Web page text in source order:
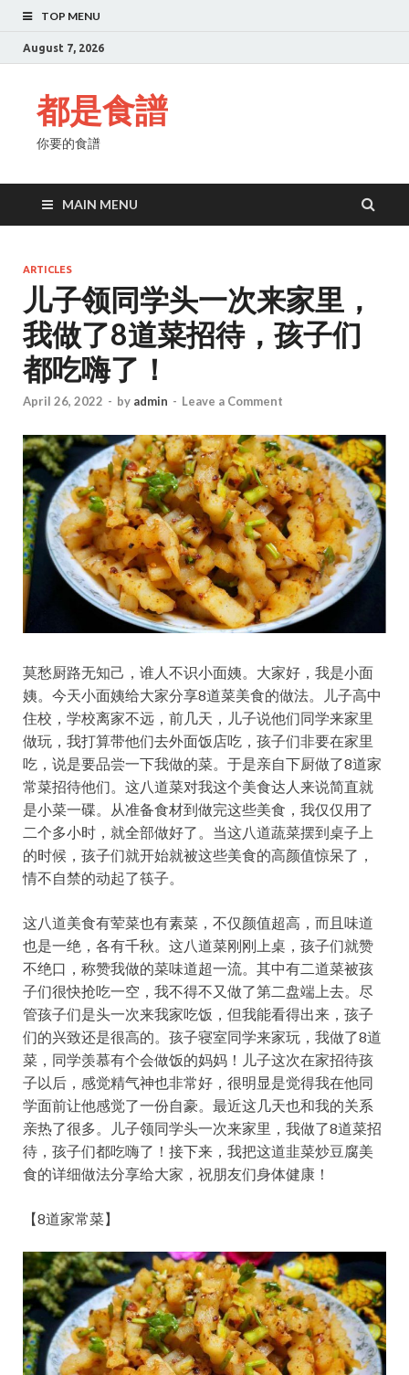
TOP MENU
August 7, 2026
都是食譜
你要的食譜
MAIN MENU
ARTICLES
儿子领同学头一次来家里，
我做了8道菜招待，孩子们
都吃嗨了！
April 26, 2022 - by admin - Leave a Comment
莫愁厨路无知己，谁人不识小面姨。大家好，我是小面
姨。今天小面姨给大家分享8道菜美食的做法。儿子高中
住校，学校离家不远，前几天，儿子说他们同学来家里
做玩，我打算带他们去外面饭店吃，孩子们非要在家里
吃，说是要品尝一下我做的菜。于是亲自下厨做了8道家
常菜招待他们。这八道菜对我这个美食达人来说简直就
是小菜一碟。从准备食材到做完这些美食，我仅仅用了
二个多小时，就全部做好了。当这八道蔬菜摆到桌子上
的时候，孩子们就开始就被这些美食的高颜值惊呆了，
情不自禁的动起了筷子。
这八道美食有荤菜也有素菜，不仅颜值超高，而且味道
也是一绝，各有千秋。这八道菜刚刚上桌，孩子们就赞
不绝口，称赞我做的菜味道超一流。其中有二道菜被孩
子们很快抢吃一空，我不得不又做了第二盘端上去。尽
管孩子们是头一次来我家吃饭，但我能看得出来，孩子
们的兴致还是很高的。孩子寝室同学来家玩，我做了8道
菜，同学羡慕有个会做饭的妈妈！儿子这次在家招待孩
子以后，感觉精气神也非常好，很明显是觉得我在他同
学面前让他感觉了一份自豪。最近这几天也和我的关系
亲热了很多。儿子领同学头一次来家里，我做了8道菜招
待，孩子们都吃嗨了！接下来，我把这道韭菜炒豆腐美
食的详细做法分享给大家，祝朋友们身体健康！
【8道家常菜】